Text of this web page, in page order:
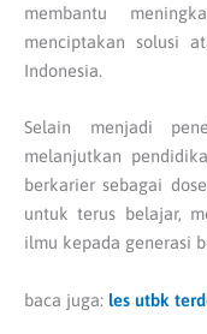
membantu
menciptakan solusi
Indonesia.
Selain menjadi
melanjutkan
berkarier sebagai
untuk terus belajar,
ilmu kepada generasi
baca juga: les utbk